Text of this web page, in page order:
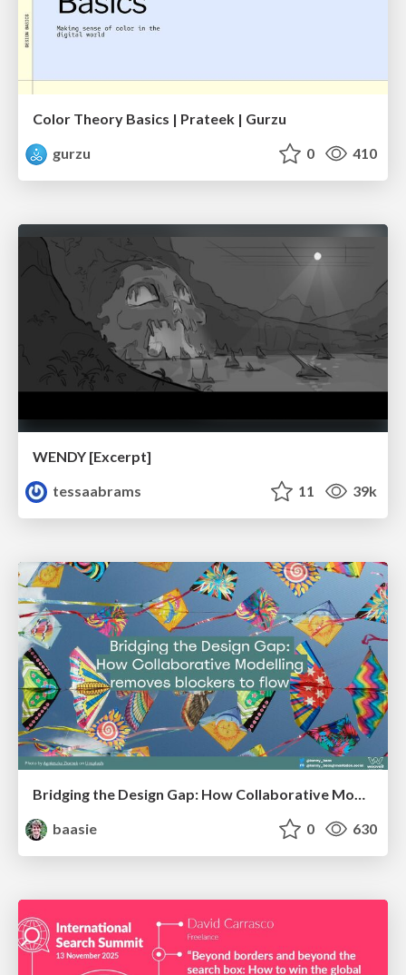
Color Theory Basics | Prateek | Gurzu
gurzu
0 410
WENDY [Excerpt]
tessaabrams
11 39k
Bridging the Design Gap: How Collaborative Modelling removes blockers to flow between stakeholders and teams @FastFlow conf
baasie
0 630